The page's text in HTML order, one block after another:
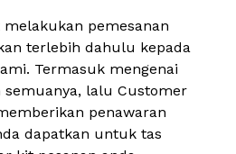
melakukan pemesanan
terlebih dahulu kepada
Termasuk mengenai
semuanya, lalu Customer
penawaran
dapatkan untuk tas